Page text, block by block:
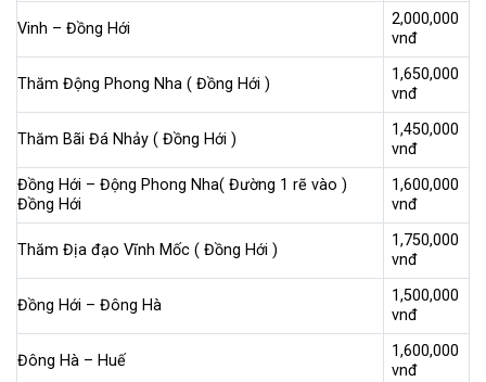
Vinh – Đồng Hới
2,000,000
vnđ
Thăm Động Phong Nha ( Đồng Hới )
1,650,000
vnđ
Thăm Bãi Đá Nhảy ( Đồng Hới )
1,450,000
vnđ
Đồng Hới – Động Phong Nha( Đường 1 rẽ vào )
Đồng Hới
1,600,000
vnđ
Thăm Địa đạo Vĩnh Mốc ( Đồng Hới )
1,750,000
vnđ
Đồng Hới – Đông Hà
1,500,000
vnđ
Đông Hà – Huế
1,600,000
vnđ